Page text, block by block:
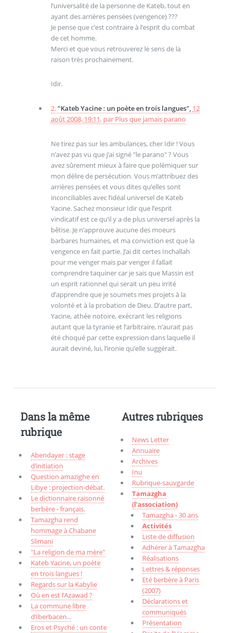
l’universalité de la personne de Kateb, tout en
ayant des arrières pensées (vengence) ???
Je pense que c’est contraire à l’esprit du combat
de cet homme.
Merci et que vous retrouverez le sens de la
raison très prochainement.
Idir.
2. "Kateb Yacine : un poète en trois langues", 12
août 2008, 19:11, par Plus que jamais parano
Ne tirez pas sur les ambulances, cher Idir ! Vous
n’avez pas vu que j’ai signé "le parano" ? Vous
avez sûrement mieux à faire que polémiquer sur
mon délire de persécution. Vous m’attribuez des
arrières pensées et vous dites qu’elles sont
inconciliables avec l’idéal universel de Kateb
Yacine. Sachez monsieur Idir que l’esprit
vindicatif est ce qu’il y a de plus universel après la
bêtise. Je n’approuve aucune des moeurs
barbares humaines, et ma conviction est que la
vengence en fait partie. J’ai dit certes Inchallah
pour me venger mais par venger il fallait
comprendre taquiner car je sais que Massin est
un esprit rationnel qui serait un peu irrité
d’apprendre que je soumets mes projets à la
volonté et à la probation de Dieu. D’autre part,
Yacine, athée notoire, exécrant les religions
autant que la tyranie et l’arbitraire, n’aurait pas
été choqué par cette expression dans laquelle il
aurait deviné, lui, l’ironie qu’elle suggérait.
Dans la même
rubrique
Abendayer : stage
d’initiation
Question amazighe en
Libye : projection-débat.
Le dictionnaire raisonné
berbère - français.
Tamazgha rend
hommage à Chabane
Slimani
"La religion de ma mère"
Kateb Yacine, un poète
en trois langues !
Regards sur la Kabylie
Où en est l’Azawad ?
La commune libre
d’Iberbacen...
Eros et Psyché : un conte
Autres rubriques
News Letter
Annuaire
Archives
Inu
Rubrique-sauvgarde
Tamazgha
(l’association)
Tamazgha - 30 ans
Activités
Liste de diffusion
Adhérer à Tamazgha
Réalisations
Lettres & réponses
Eté berbère à Paris
(2007)
Déclarations et
communiqués
Présentation